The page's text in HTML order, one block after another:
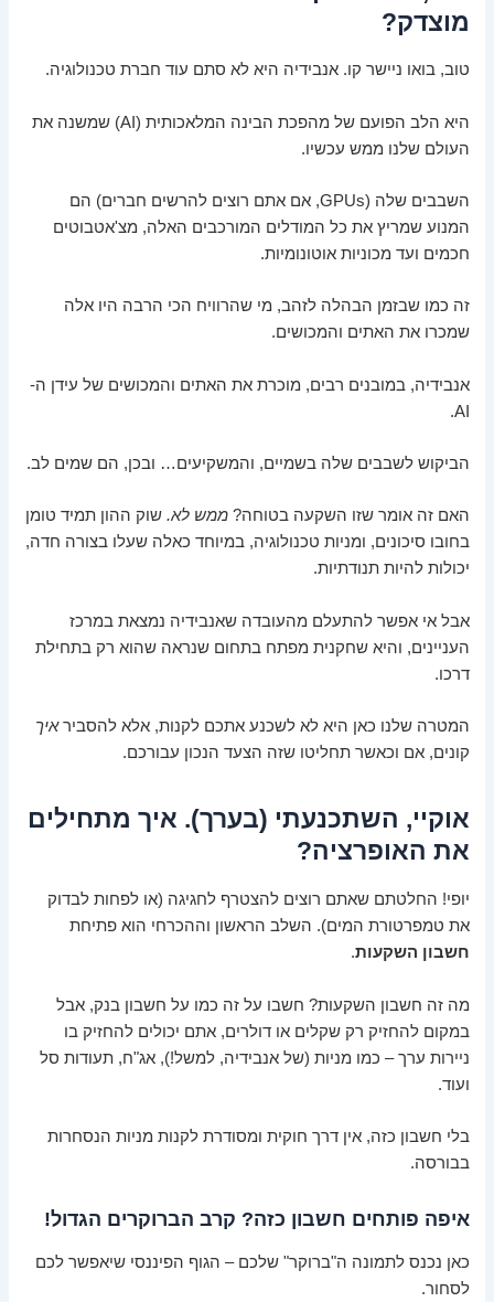
מוצדק?
טוב, בואו ניישר קו. אנבידיה היא לא סתם עוד חברת טכנולוגיה.
היא הלב הפועם של מהפכת הבינה המלאכותית (AI) שמשנה את
העולם שלנו ממש עכשיו.
השבבים שלה (GPUs, אם אתם רוצים להרשים חברים) הם
המנוע שמריץ את כל המודלים המורכבים האלה, מצ'אטבוטים
חכמים ועד מכוניות אוטונומיות.
זה כמו שבזמן הבהלה לזהב, מי שהרוויח הכי הרבה היו אלה
שמכרו את האתים והמכושים.
אנבידיה, במובנים רבים, מוכרת את האתים והמכושים של עידן ה-
AI.
הביקוש לשבבים שלה בשמיים, והמשקיעים… ובכן, הם שמים לב.
האם זה אומר שזו השקעה בטוחה?ממש לא. שוק ההון תמיד טומן
בחובו סיכונים, ומניות טכנולוגיה, במיוחד כאלה שעלו בצורה חדה,
יכולות להיות תנודתיות.
אבל אי אפשר להתעלם מהעובדה שאנבידיה נמצאת במרכז
העניינים, והיא שחקנית מפתח בתחום שנראה שהוא רק בתחילת
דרכו.
המטרה שלנו כאן היא לא לשכנע אתכם לקנות, אלא להסביראיך
קונים, אם וכאשר תחליטו שזה הצעד הנכון עבורכם.
אוקיי, השתכנעתי (בערך). איך מתחילים
את האופרציה?
יופי! החלטתם שאתם רוצים להצטרף לחגיגה (או לפחות לבדוק
את טמפרטורת המים). השלב הראשון וההכרחי הוא פתיחת
חשבון השקעות.
מה זה חשבון השקעות? חשבו על זה כמו על חשבון בנק, אבל
במקום להחזיק רק שקלים או דולרים, אתם יכולים להחזיק בו
ניירות ערך – כמו מניות (של אנבידיה, למשל!), אג"ח, תעודות סל
ועוד.
בלי חשבון כזה, אין דרך חוקית ומסודרת לקנות מניות הנסחרות
בבורסה.
איפה פותחים חשבון כזה? קרב הברוקרים הגדול!
כאן נכנס לתמונה ה"ברוקר" שלכם – הגוף הפיננסי שיאפשר לכם
לסחור.